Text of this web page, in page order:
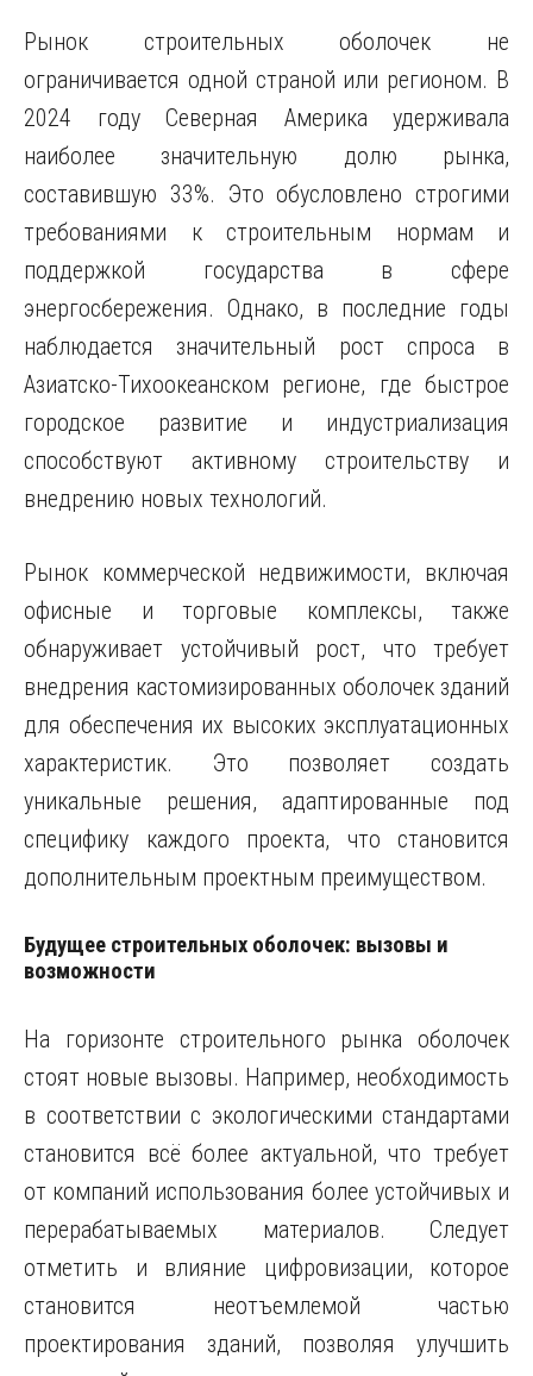
Рынок строительных оболочек не
ограничивается одной страной или регионом. В
2024 году Северная Америка удерживала
наиболее значительную долю рынка,
составившую 33%. Это обусловлено строгими
требованиями к строительным нормам и
поддержкой государства в сфере
энергосбережения. Однако, в последние годы
наблюдается значительный рост спроса в
Азиатско-Тихоокеанском регионе, где быстрое
городское развитие и индустриализация
способствуют активному строительству и
внедрению новых технологий.
Рынок коммерческой недвижимости, включая
офисные и торговые комплексы, также
обнаруживает устойчивый рост, что требует
внедрения кастомизированных оболочек зданий
для обеспечения их высоких эксплуатационных
характеристик. Это позволяет создать
уникальные решения, адаптированные под
специфику каждого проекта, что становится
дополнительным проектным преимуществом.
Будущее строительных оболочек: вызовы и
возможности
На горизонте строительного рынка оболочек
стоят новые вызовы. Например, необходимость
в соответствии с экологическими стандартами
становится всё более актуальной, что требует
от компаний использования более устойчивых и
перерабатываемых материалов. Следует
отметить и влияние цифровизации, которое
становится неотъемлемой частью
проектирования зданий, позволяя улучшить